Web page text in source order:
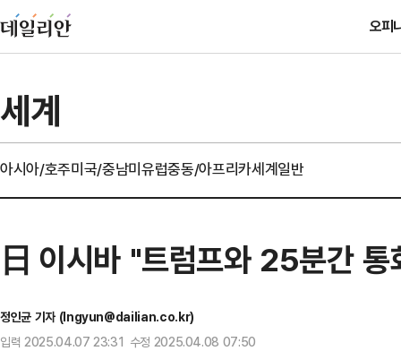
오피
세계
아시아/호주미국/중남미유럽중동/아프리카세계일반
日 이시바 "트럼프와 25분간
정인균 기자 (Ingyun@dailian.co.kr)
입력 2025.04.07 23:31 수정 2025.04.08 07:50